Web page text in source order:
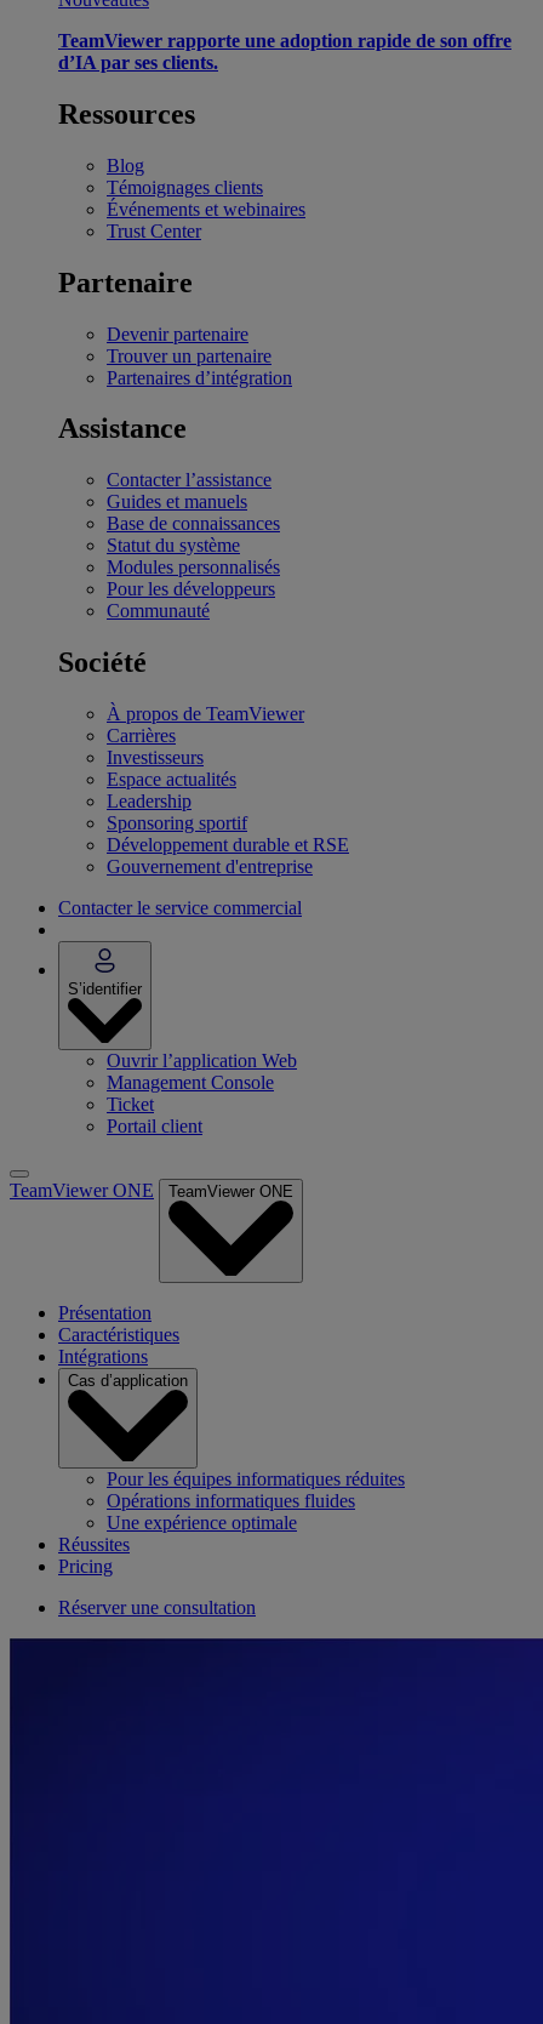
TeamViewer rapporte une adoption rapide de son offre
d’IA par ses clients.
Ressources
Blog
Témoignages clients
Événements et webinaires
Trust Center
Partenaire
Devenir partenaire
Trouver un partenaire
Partenaires d’intégration
Assistance
Contacter l’assistance
Guides et manuels
Base de connaissances
Statut du système
Modules personnalisés
Pour les développeurs
Communauté
Société
À propos de TeamViewer
Carrières
Investisseurs
Espace actualités
Leadership
Sponsoring sportif
Développement durable et RSE
Gouvernement d'entreprise
Contacter le service commercial
S’identifier
Ouvrir l’application Web
Management Console
Ticket
Portail client
TeamViewer ONE TeamViewer ONE
Présentation
Caractéristiques
Intégrations
Cas d’application
Pour les équipes informatiques réduites
Opérations informatiques fluides
Une expérience optimale
Réussites
Pricing
Réserver une consultation